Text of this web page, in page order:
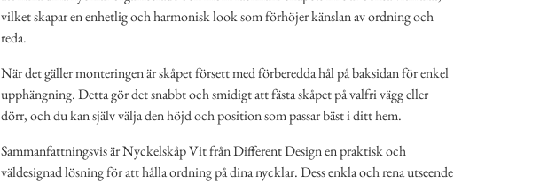
vilket skapar en enhetlig och harmonisk look som förhöjer känslan av ordning och
reda.
När det gäller monteringen är skåpet försett med förberedda hål på baksidan för enkel
upphängning. Detta gör det snabbt och smidigt att fästa skåpet på valfri vägg eller
dörr, och du kan själv välja den höjd och position som passar bäst i ditt hem.
Sammanfattningsvis är Nyckelskåp Vit från Different Design en praktisk och
väldesignad lösning för att hålla ordning på dina nycklar. Dess enkla och rena utseende